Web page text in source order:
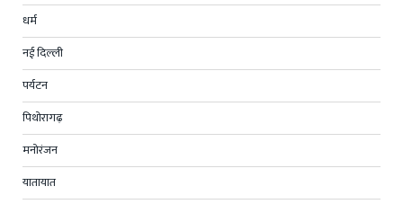
धर्म
नई दिल्ली
पर्यटन
पिथोरागढ़
मनोरंजन
यातायात